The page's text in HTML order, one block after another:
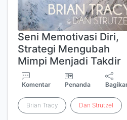
Seni Memotivasi Diri,
Strategi Mengubah
Mimpi Menjadi Takdir
Komentar Penanda
Brian Tracy Dan Strutzel